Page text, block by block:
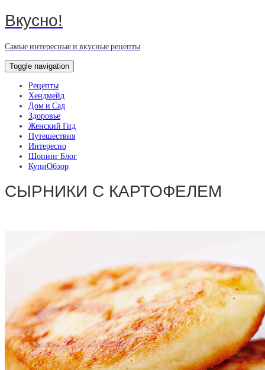
Вкусно!
Самые интересные и вкусные рецепты
Toggle navigation
Рецепты
Хендмейд
Дом и Сад
Здоровье
Женский Гид
Путешествия
Интересно
Шопинг Блог
КупиОбзор
СЫРНИКИ С КАРТОФЕЛЕМ